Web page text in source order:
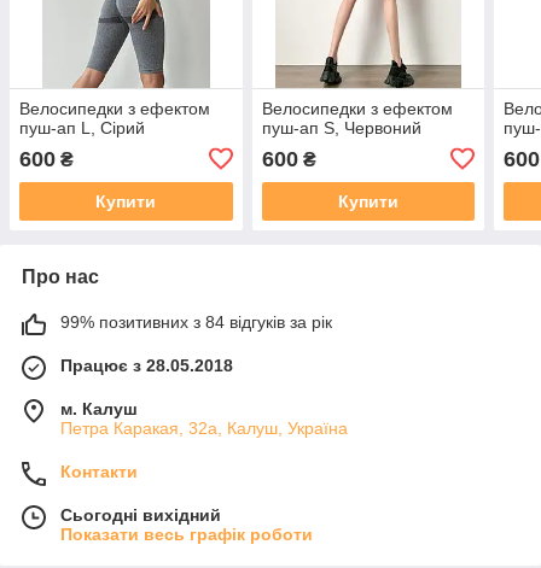
Велосипедки з ефектом
пуш-ап L, Сірий
600 ₴
Купити
Велосипедки з ефектом
пуш-ап S, Червоний
600₴
Купити
600
Про нас
99% позитивних з 84 відгуків за рік
Працює з 28.05.2018
м. Калуш
Петра Каракая, 32а, Калуш, Україна
Контакти
Сьогодні вихідний
Показати весь графік роботи